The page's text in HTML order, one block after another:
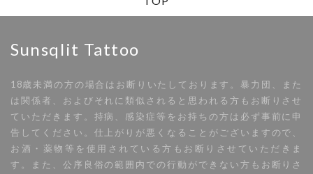
Sunsqlit Tattoo
18歳未満の方の場合はお断りいたしております。暴力団、また
は関係者、およびそれに類似されると思われる方もお断りさせ
ていただきます。持病、感染症等をお持ちの方は必ず事前に申
告してください。仕上がりが悪くなることがございますので、
お酒・薬物等を使用されている方もお断りさせていただきま
す。また、公序良俗の範囲内での行動ができない方もお断りさ